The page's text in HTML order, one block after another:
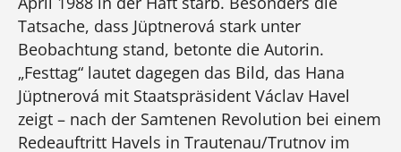
Tatsache, dass Jüptnerová stark unter
Beobachtung stand, betonte die Autorin.
„Festtag“ lautet dagegen das Bild, das Hana
Jüptnerová mit Staatspräsident Václav Havel
zeigt – nach der Samtenen Revolution bei einem
Redeauftritt Havels in Trautenau/Trutnov im